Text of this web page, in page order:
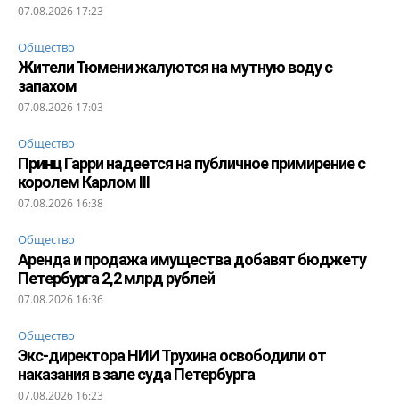
07.08.2026 17:23
Общество
Жители Тюмени жалуются на мутную воду с
запахом
07.08.2026 17:03
Общество
Принц Гарри надеется на публичное примирение с
королем Карлом III
07.08.2026 16:38
Общество
Аренда и продажа имущества добавят бюджету
Петербурга 2,2 млрд рублей
07.08.2026 16:36
Общество
Экс-директора НИИ Трухина освободили от
наказания в зале суда Петербурга
07.08.2026 16:23